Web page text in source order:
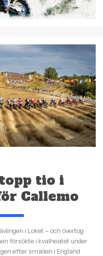
tio i
Callemo
i Loket – och övertog
försökte i kvalheatet under
efter smällen i England